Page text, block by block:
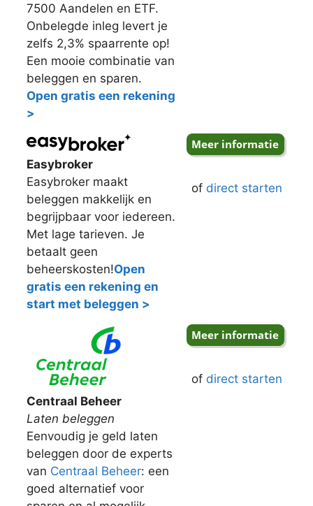
7500 Aandelen en ETF.
Onbelegde inleg levert je
zelfs 2,3% spaarrente op!
Een mooie combinatie van
beleggen en sparen.
Open gratis een rekening
>
Easybroker
Easybroker maakt
beleggen makkelijk en
begrijpbaar voor iedereen.
Met lage tarieven. Je
betaalt geen
beheerskosten!Open
gratis een rekening en
start met beleggen >
of direct starten
Centraal Beheer
Laten beleggen
Eenvoudig je geld laten
beleggen door de experts
van Centraal Beheer: een
goed alternatief voor
of direct starten